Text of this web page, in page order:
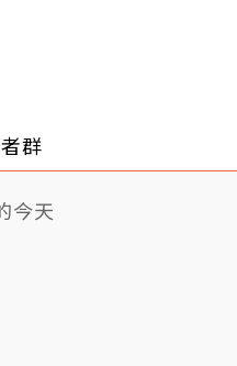
群
今天